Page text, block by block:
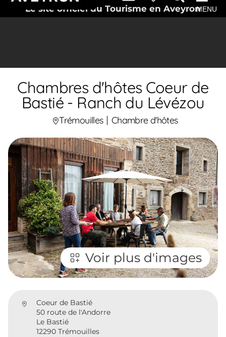
Le site officiel du Tourisme en AveyronMENU
Chambres d'hôtes Coeur de
Bastié - Ranch du Lévézou
Trémouilles Chambre d'hôtes
Voir plus d'images
Coeur de Bastié
50 route de l'Andorre
Le Bastié
12290 Trémouilles